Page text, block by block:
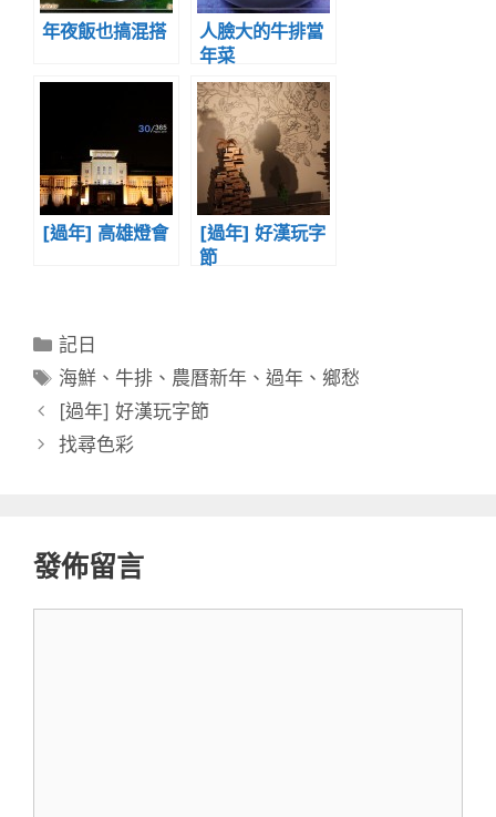
年夜飯也搞混搭
人臉大的牛排當
年菜
[過年] 高雄燈會
[過年] 好漢玩字
節
分
類
記日
標
籤
海鮮 、 牛排 、 農曆新年 、過年 、鄉愁
[過年] 好漢玩字節
找尋色彩
發佈留言